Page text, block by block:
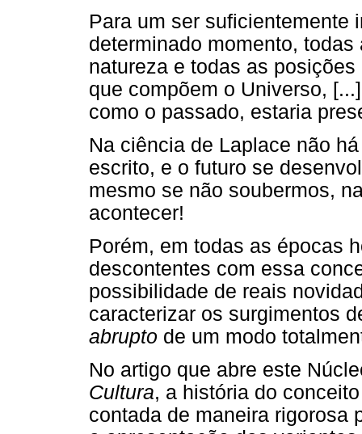
Para um ser suficientemente
determinado momento,
natureza e todas as
que compõem o Universo,
como o passado, estaria
Na ciência de Laplace não
escrito, e o futuro se
mesmo se não soubermos,
acontecer!
Porém, em todas as épocas
descontentes com essa
possibilidade de reais
caracterizar os surgimentos
abrupto de um modo
No artigo que abre este
Cultura, a história do
contada de maneira rigorosa